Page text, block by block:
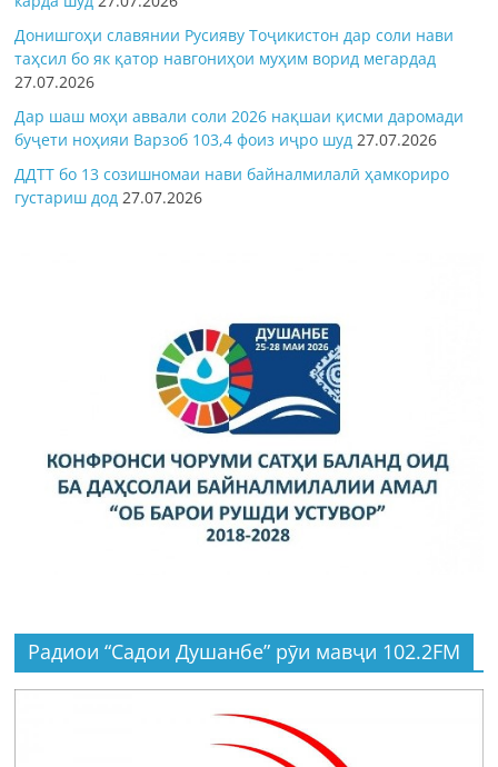
Донишгоҳи славянии Русияву Тоҷикистон дар соли нави
таҳсил бо як қатор навгониҳои муҳим ворид мегардад
27.07.2026
Дар шаш моҳи аввали соли 2026 нақшаи қисми даромади
буҷети ноҳияи Варзоб 103,4 фоиз иҷро шуд 27.07.2026
ДДТТ бо 13 созишномаи нави байналмилалӣ ҳамкориро
густариш дод 27.07.2026
Радиои “Садои Душанбе” рӯи мавҷи 102.2FM